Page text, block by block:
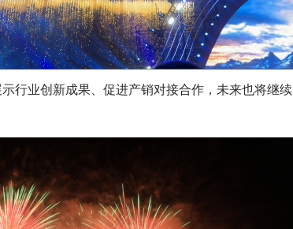
行业创新成果、促进产销对接合作，未来也将继续